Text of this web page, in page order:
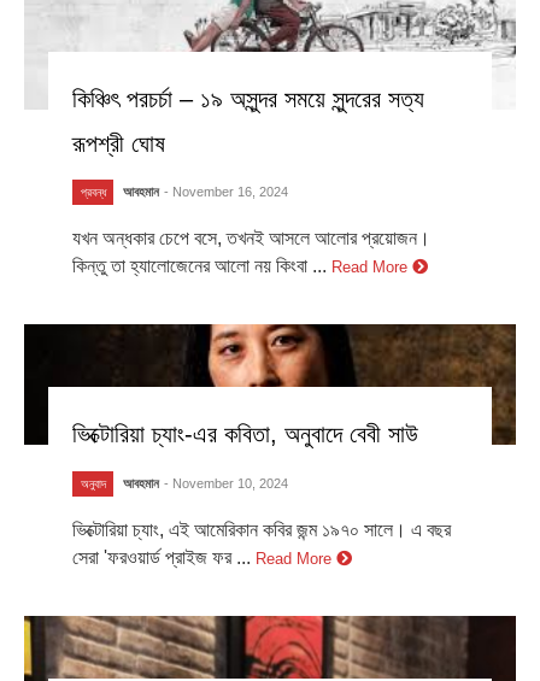
কিঞ্চিৎ পরচর্চা – ১৯ অসুন্দর সময়ে সুন্দরের সত্য
রূপশ্রী ঘোষ
প্রবন্ধ আবহমান - November 16, 2024
যখন অন্ধকার চেপে বসে, তখনই আসলে আলোর প্রয়োজন।
কিন্তু তা হ্যালোজেনের আলো নয় কিংবা ... Read More
ভিক্টোরিয়া চ্যাং-এর কবিতা, অনুবাদে বেবী সাউ
অনুবাদ আবহমান - November 10, 2024
ভিক্টোরিয়া চ্যাং, এই আমেরিকান কবির জন্ম ১৯৭০ সালে। এ বছর
সেরা 'ফরওয়ার্ড প্রাইজ ফর ... Read More